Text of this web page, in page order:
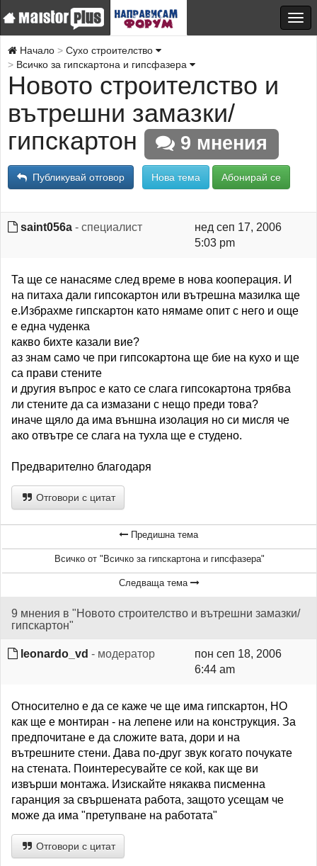
Начало
Сухо строителство
Всичко за гипскартона и гипсфазера
Новото строителство и
вътрешни замазки/
гипскартон
9 мнения
Публикувай отговор Нова тема Абонирай се
saint056a - специалист
нед сеп 17, 2006
5:03 pm
Та ще се нанасяме след време в нова кооперация. И
на питаха дали гипсокартон или вътрешна мазилка ще
е.Избрахме гипскартон като нямаме опит с него и още
е една чуденка
какво бихте казали вие?
аз знам само че при гипсокартона ще бие на кухо и ще
са прави стените
и другия въпрос е като се слага гипсокартона трябва
ли стените да са измазани с нещо преди това?
иначе щяло да има външна изолация но си мисля че
ако отвътре се слага на тухла ще е студено.
Предварително благодаря
Отговори с цитат
Предишна тема
Всичко от "Всичко за гипскартона и гипсфазера"
Следваща тема
9 мнения в "Новото строителство и вътрешни замазки/
гипскартон"
leonardo_vd - модератор
пон сеп 18, 2006
6:44 am
Относително е да се каже че ще има гипскартон, НО
как ще е монтиран - на лепене или на конструкция. За
предпочитане е да сложите вата, дори и на
вътрешните стени. Дава по-друг звук когато почукате
на стената. Поинтересувайте се кой, как ще ви
извърши монтажа. Изискайте някаква писменна
гаранция за свършената работа, защото усещам че
може да има "претупване на работата"
Отговори с цитат